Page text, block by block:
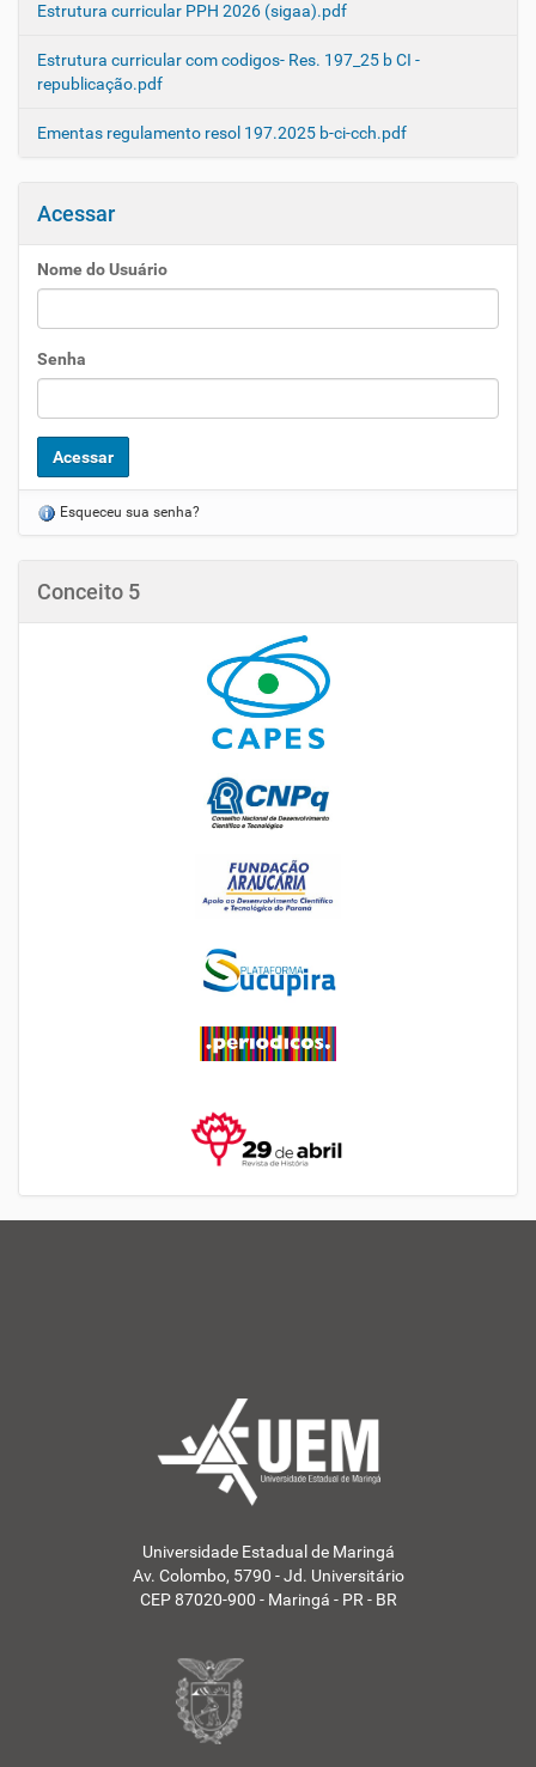
Estrutura curricular PPH 2026 (sigaa).pdf
Estrutura curricular com codigos- Res. 197_25 b CI -
republicação.pdf
Ementas regulamento resol 197.2025 b-ci-cch.pdf
Acessar
Nome do Usuário
Senha
Esqueceu sua senha?
Conceito 5
Universidade Estadual de Maringá
Av. Colombo, 5790 - Jd. Universitário
CEP 87020-900 - Maringá - PR - BR